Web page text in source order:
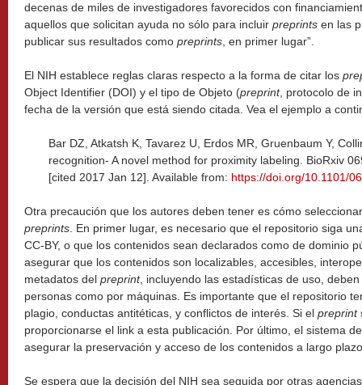
decenas de miles de investigadores favorecidos con
aquellos que solicitan ayuda no sólo para incluir preprints en las
publicar sus resultados como preprints , en primer lugar”.
El NIH establece reglas claras respecto a la forma de citar los
Object Identifier (DOI) y el tipo de Objeto (preprint, protocolo de
fecha de la versión que está siendo citada. Vea el ejemplo a
Bar DZ, Atkatsh K, Tavarez U, Erdos MR, Gruenbaum Y,
recognition- A novel method for proximity labeling. BioRxiv
[cited 2017 Jan 12]. Available from: https://doi.org/10.1101/
Otra precaución que los autores deben tener es cómo
preprints . En primer lugar, es necesario que el repositorio siga
CC-BY, o que los contenidos sean declarados como de dominio
asegurar que los contenidos son localizables, accesibles,
metadatos del preprint, incluyendo las estadísticas de uso,
personas como por máquinas. Es importante que el repositorio
plagio, conductas antitéticas, y conflictos de interés. Si el preprint
proporcionarse el link a esta publicación. Por último, el sistema
asegurar la preservación y acceso de los contenidos a largo
Se espera que la decisión del NIH sea seguida por otras